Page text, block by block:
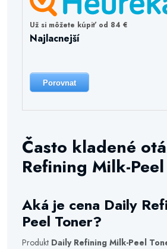
Už si môžete kúpiť od 84 €
Najlacnejší
Porovnat
Často kladené
Refining Milk-
Aká je cena Daily
Peel Toner?
Produkt Daily Refining Milk-Peel